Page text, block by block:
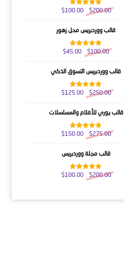
تم التقييم
5.00من 5
$200.00
$100.00
قالب ووردبريس محل زهور
تم التقييم
5.00من 5
$100.00
$45.00
قالب ووردبريس التسوق الذكي
تم التقييم
5.00من 5
$250.00
$125.00
قالب يوري للأفلام والمسلسلات
تم التقييم
5.00من 5
$275.00
$150.00
قالب مجلة ووردبريس
تم التقييم
5.00من 5
$200.00
$100.00